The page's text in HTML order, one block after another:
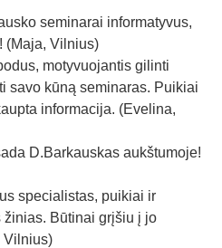
seminarai informatyvus,
(Maja, Vilnius)
motyvuojantis gilinti
savo kūną seminaras. Puikiai
informacija. (Evelina,
D.Barkauskas aukštumoje!
specialistas, puikiai ir
Būtinai grįšiu į jo
Vilnius)